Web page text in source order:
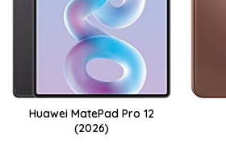
Huawei MatePad Pro 12
(2026)